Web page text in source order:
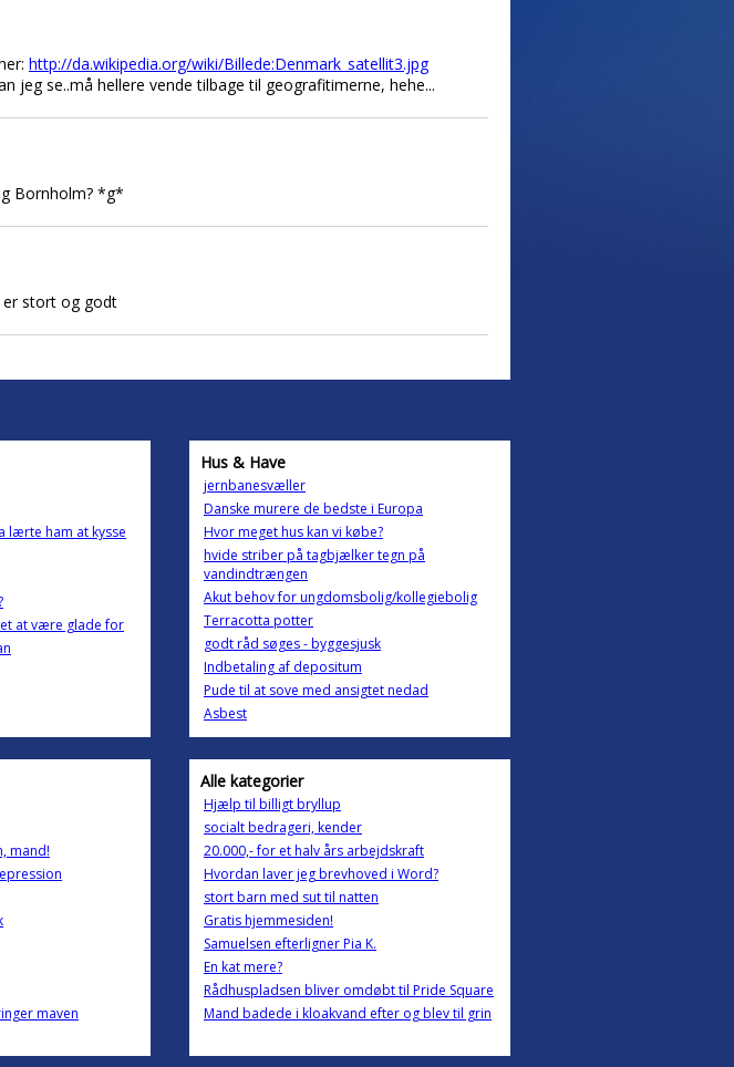
http://da.wikipedia.org/wiki/Billede:Denmark_satellit3.jpg
jeg se..må hellere vende tilbage til geografitimerne, hehe...
Bornholm? *g*
er stort og godt
lærte ham at kysse
at være glade for
Hus & Have
jernbanesvæller
Danske murere de bedste i Europa
Hvor meget hus kan vi købe?
hvide striber på tagbjælker tegn på
vandindtrængen
Akut behov for ungdomsbolig/kollegiebolig
Terracotta potter
godt råd søges - byggesjusk
Indbetaling af depositum
Pude til at sove med ansigtet nedad
Asbest
mand!
maven
Alle kategorier
Hjælp til billigt bryllup
socialt bedrageri, kender
20.000,- for et halv års arbejdskraft
Hvordan laver jeg brevhoved i Word?
stort barn med sut til natten
Gratis hjemmesiden!
Samuelsen efterligner Pia K.
En kat mere?
Rådhuspladsen bliver omdøbt til Pride Square
Mand badede i kloakvand efter og blev til grin